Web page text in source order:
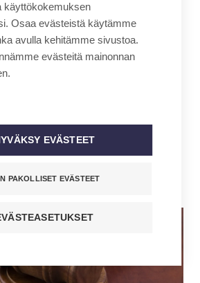
vastustaa
käyttöönotossa?
kategorisesti
sitä, että
uudelleen
perusoikeuksiin. Siihen
perusteita.
käyttökokemuksen
Osaa evästeistä käytämme
avulla kehitämme sivustoa.
evästeitä mainonnan
EVÄSTEET
PAKOLLISET EVÄSTEET